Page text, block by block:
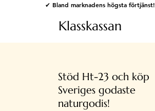
✔ Bland marknadens högsta förtjänst!
Klasskassan
Stöd Ht-23 och köp
Sveriges godaste
naturgodis!